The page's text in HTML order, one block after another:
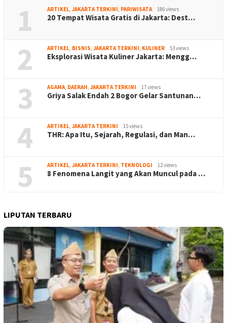
1 ARTIKEL JAKARTA TERKINI PARIWISATA 186 views
20 Tempat Wisata Gratis di Jakarta: Dest…
2 ARTIKEL BISNIS JAKARTA TERKINI KULINER 53 views
Eksplorasi Wisata Kuliner Jakarta: Mengg…
3 AGAMA DAERAH JAKARTA TERKINI 17 views
Griya Salak Endah 2 Bogor Gelar Santunan…
4 ARTIKEL JAKARTA TERKINI 15 views
THR: Apa Itu, Sejarah, Regulasi, dan Man…
5 ARTIKEL JAKARTA TERKINI TEKNOLOGI 12 views
8 Fenomena Langit yang Akan Muncul pada …
LIPUTAN TERBARU